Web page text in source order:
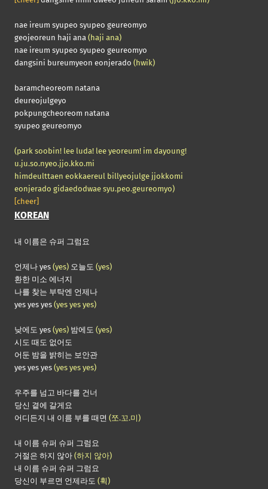
nae ireum syupeo syupeo geureomyo
geojeoreun haji ana (haji ana)
nae ireum syupeo syupeo geureomyo
dangsini bureumyeon eonjerado (hwik)
baramcheoreom natana
deureojulgeyo
pokpungcheoreom natana
syupeo geureomyo
(park soobin! lee luda! lee yeoreum! im dayoung!
u.ju.so.nyeo.jjo.kko.mi
himdeulttaen eokkaereul billyeojulge jjokkomi
eonjerado gidaedodwae syu.peo.geureomyo)
[cheer]
KOREAN
내 이름은 슈퍼 그럼요
언제나 yes (yes) 오늘도 (yes)
환한 미소 에너지
나를 찾는 부탁엔 언제나
yes yes yes (yes yes yes)
낮에도 yes (yes) 밤에도 (yes)
시도 때도 없어도
어둔 밤을 밝히는 보안관
yes yes yes (yes yes yes)
우주를 넘고 바다를 건너
당신 곁에 갈게요
어디든지 내 이름 부를 때면 (쪼.꼬.미)
내 이름 슈퍼 슈퍼 그럼요
거절은 하지 않아 (하지 않아)
내 이름 슈퍼 슈퍼 그럼요
당신이 부르면 언제라도 (휙)